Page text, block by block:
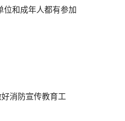
和成年人都有参加
消防宣传教育工